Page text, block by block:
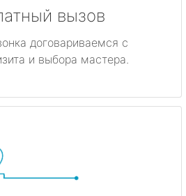
вызов
договариваемся с
и выбора мастера.